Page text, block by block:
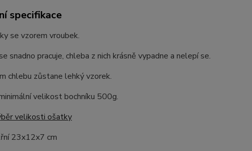
specifikace
se vzorem vroubek.
snadno pracuje, chleba z nich krásně vypadne a nelepí se.
chlebu zůstane lehký vzorek.
velikost bochníku 500g.
velikosti ošatky
23x12x7 cm